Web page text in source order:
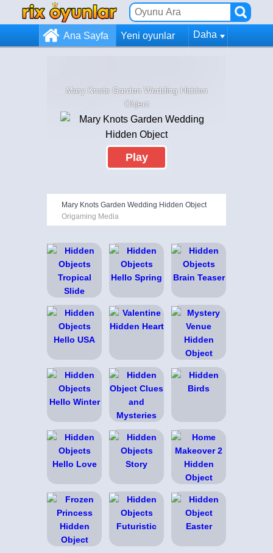
Ana Sayfa Yeni oyunlar Daha
Mary Knots Garden Wedding Hidden
Object
Play
Mary Knots Garden Wedding Hidden Object
Origaming Media